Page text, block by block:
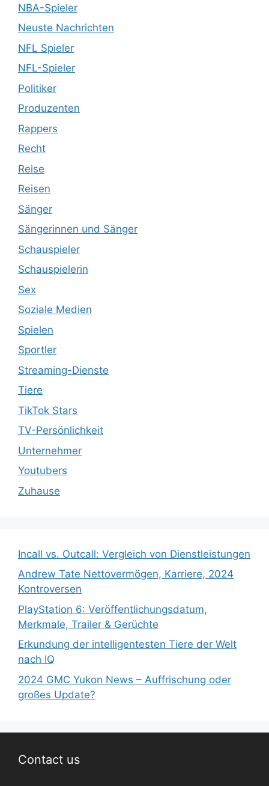
NBA-Spieler
Neuste Nachrichten
NFL Spieler
NFL-Spieler
Politiker
Produzenten
Rappers
Recht
Reise
Reisen
Sänger
Sängerinnen und Sänger
Schauspieler
Schauspielerin
Sex
Soziale Medien
Spielen
Sportler
Streaming-Dienste
Tiere
TikTok Stars
TV-Persönlichkeit
Unternehmer
Youtubers
Zuhause
Incall vs. Outcall: Vergleich von Dienstleistungen
Andrew Tate Nettovermögen, Karriere, 2024
Kontroversen
PlayStation 6: Veröffentlichungsdatum,
Merkmale, Trailer & Gerüchte
Erkundung der intelligentesten Tiere der Welt
nach IQ
2024 GMC Yukon News – Auffrischung oder
großes Update?
Contact us